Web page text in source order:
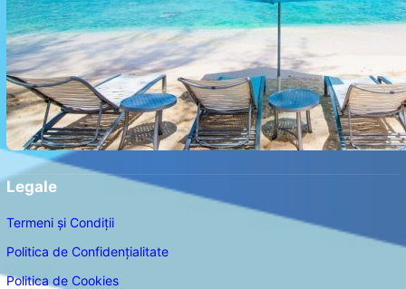
Legale
Termeni și Condiții
Politica de Confidențialitate
Politica de Cookies